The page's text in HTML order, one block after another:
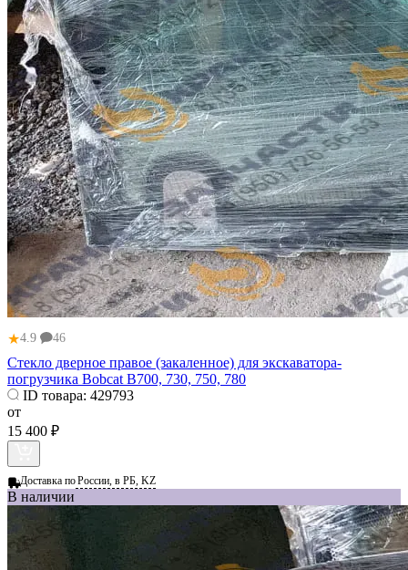
★4.9 46
Стекло дверное правое (закаленное) для экскаватора-
погрузчика Bobcat B700, 730, 750, 780
ID товара: 429793
от
15 400 ₽
Доставка поРоссии, в РБ, KZ
В наличии